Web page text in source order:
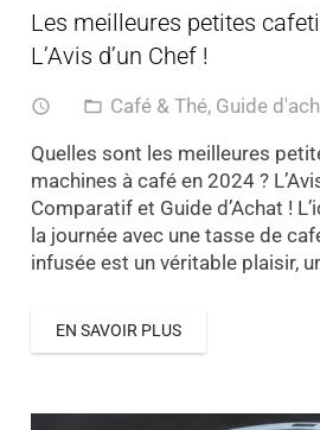
Les meilleures petites
L’Avis d’un Chef !
access_time folder_open Café & Thé, Guide
Quelles sont les meilleures
machines à café en 2024 ?
Comparatif et Guide d’Achat !
la journée avec une tasse de
infusée est un véritable plaisir,
EN SAVOIR PLUS